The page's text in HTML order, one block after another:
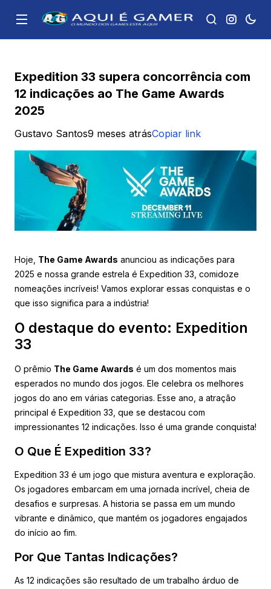
Expedition 33 supera concorrência com
12 indicações ao The Game Awards
2025
Gustavo Santos9 meses atrásCopiar link
Hoje, The Game Awards anunciou as indicações para
2025 e nossa grande estrela é Expedition 33, comidoze
nomeações incríveis! Vamos explorar essas conquistas e o
que isso significa para a indústria!
O destaque do evento: Expedition
33
O prêmio The Game Awards é um dos momentos mais
esperados no mundo dos jogos. Ele celebra os melhores
jogos do ano em várias categorias. Esse ano, a atração
principal é Expedition 33, que se destacou com
impressionantes 12 indicações. Isso é uma grande conquista!
O Que É Expedition 33?
Expedition 33 é um jogo que mistura aventura e exploração.
Os jogadores embarcam em uma jornada incrível, cheia de
desafios e surpresas. A historia se passa em um mundo
vibrante e dinâmico, que mantém os jogadores engajados
do início ao fim.
Por Que Tantas Indicações?
As 12 indicações são resultado de um trabalho árduo de